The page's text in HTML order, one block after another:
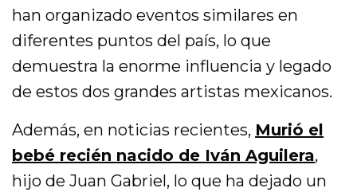
han organizado eventos similares en
diferentes puntos del país, lo que
demuestra la enorme influencia y legado
de estos dos grandes artistas mexicanos.
Además, en noticias recientes, Murió el
bebé recién nacido de Iván Aguilera,
hijo de Juan Gabriel, lo que ha dejado un